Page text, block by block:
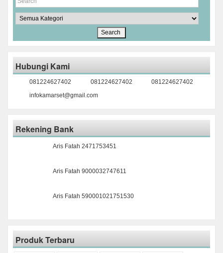
Hubungi Kami
081224627402 081224627402
081224627402
infokamarset@gmail.com
Rekening Bank
Aris Fatah 2471753451
Aris Fatah 9000032747611
Aris Fatah 590001021751530
Produk Terbaru